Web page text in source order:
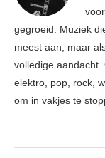
gegroeid. Muziek
meest aan, maar
volledige aandacht.
elektro, pop, rock,
om in vakjes te